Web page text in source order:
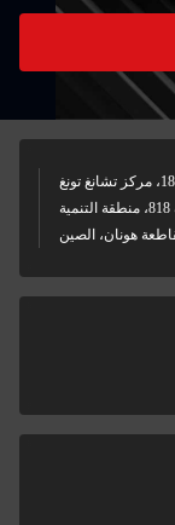
إضافة، شارع (كينغ تشو هو)18، مركز تشانغ تونغ
اللوجستيكي الطابق الرابع الغرفة 818، منطقة التنمية
هونان، الصين